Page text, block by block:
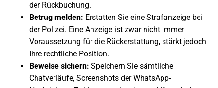
der Rückbuchung.
Betrug melden: Erstatten Sie eine Strafanzeige bei
der Polizei. Eine Anzeige ist zwar nicht immer
Voraussetzung für die Rückerstattung, stärkt jedoch
Ihre rechtliche Position.
Beweise sichern: Speichern Sie sämtliche
Chatverläufe, Screenshots der WhatsApp-